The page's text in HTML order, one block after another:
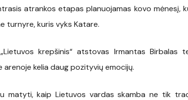
atrankos etapas planuojamas kovo mėnesį,
turnyre, kuris vyks Katare.
krepšinis“ atstovas Irmantas
kelia daug pozityvių emocijų.
matyti, kaip Lietuvos vardas skamba ne tik